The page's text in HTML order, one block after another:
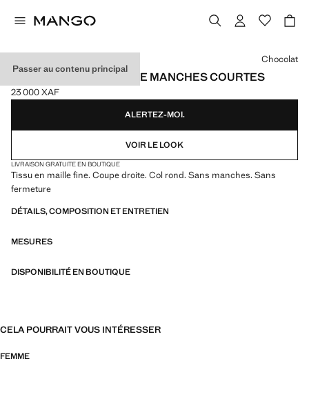
Passer au contenu principal
PULL-OVER MAILLE FINE MANCHES COURTES
Prix actuel [23 000 XAF ]
23 000 XAF
Choisissez une couleur
Chocolat
ALERTEZ-MOI.
VOIR LE LOOK
LIVRAISON GRATUITE EN BOUTIQUE
Tissu en maille fine. Coupe droite. Col rond. Sans manches. Sans
fermeture
DÉTAILS, COMPOSITION ET ENTRETIEN
MESURES
DISPONIBILITÉ EN BOUTIQUE
CELA POURRAIT VOUS INTÉRESSER
FEMME